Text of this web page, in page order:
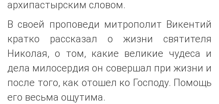
архипастырским словом.
В своей проповеди митрополит Викентий
кратко рассказал о жизни святителя
Николая, о том, какие великие чудеса и
дела милосердия он совершал при жизни и
после того, как отошел ко Господу. Помощь
его весьма ощутима.